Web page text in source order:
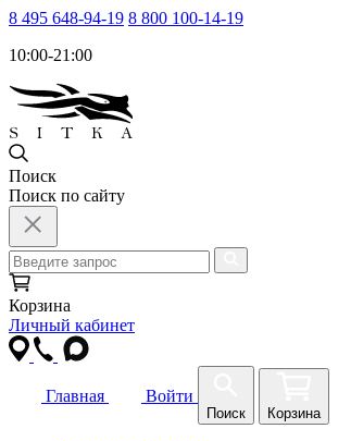
8 495 648-94-19 8 800 100-14-19
10:00-21:00
Поиск
Поиск по сайту
Корзина
Личный кабинет
Главная Войти
Поиск Корзина